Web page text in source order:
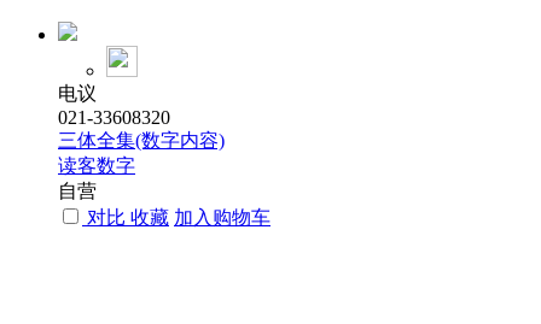
电议
021-33608320
三体全集(数字内容)
读客数字
自营
对比 收藏 加入购物车